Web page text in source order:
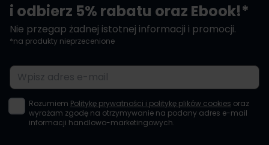
i odbierz 5% rabatu oraz Ebook!*
Nie przegap żadnej istotnej informacji i promocji.
*na produkty nieprzecenione
Adres e-mail
Rozumiem Politykę prywatności i politykę plików cookies oraz
wyrażam zgodę na otrzymywanie na podany adres e-mail
informacji handlowo-marketingowych.